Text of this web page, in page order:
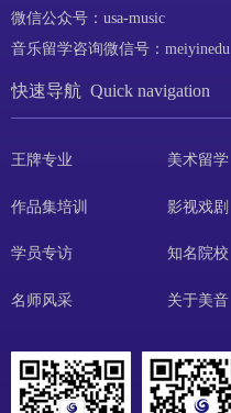
微信公众号：usa-music
音乐留学咨询微信号：meiyinedu
快速导航 Quick navigation
王牌专业
作品集培训
学员专访
名师风采
美术留学
影视戏剧
知名院校
关于美音